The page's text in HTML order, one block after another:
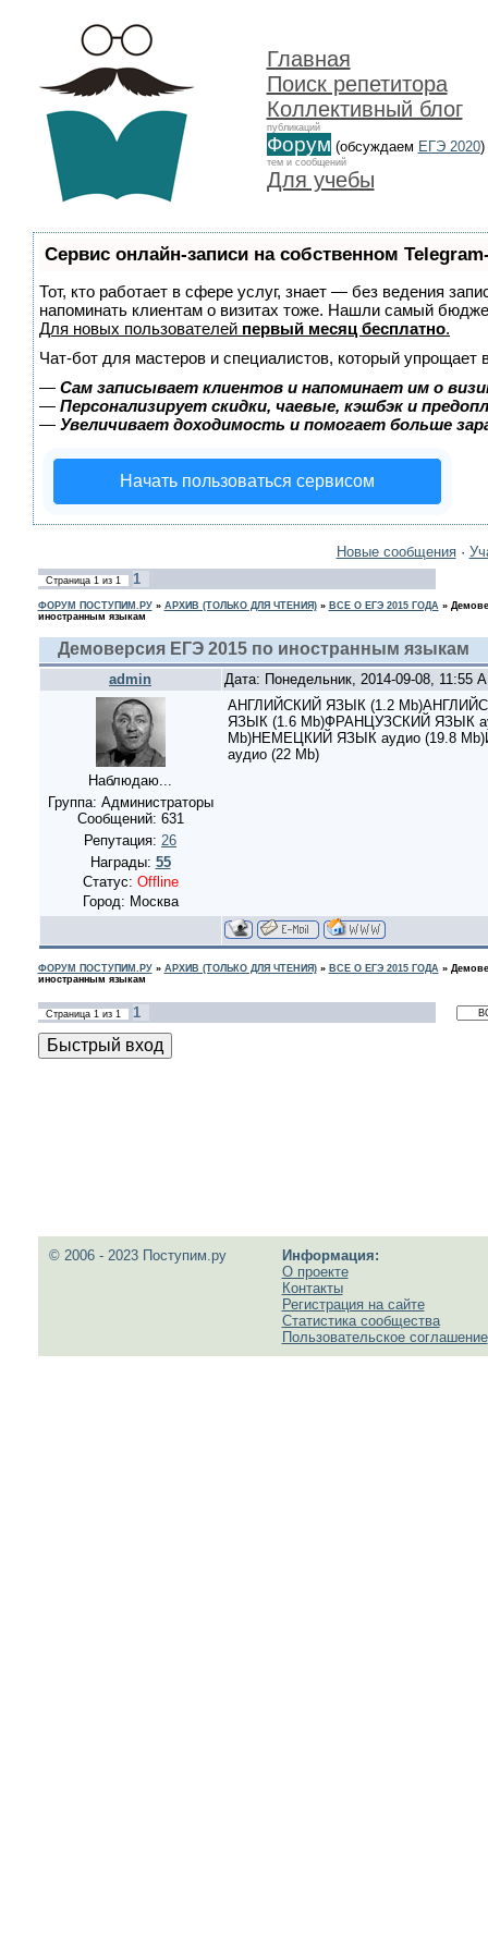
Главная
Поиск репетитора
Коллективный блог
публикаций
Форум (обсуждаем ЕГЭ 2020)
тем и сообщений
Для учебы
Сервис онлайн-записи на собственном
Тот, кто работает в сфере услуг, знает — без ведения
напоминать клиентам о визитах тоже. Нашли самый
Для новых пользователей первый месяц бесплатно.
Чат-бот для мастеров и специалистов, который упрощает
— Сам записывает клиентов и напоминает им о
— Персонализирует скидки, чаевые, кэшбэк и
— Увеличивает доходимость и помогает больше
Начать пользоваться сервисом
Новые сообщения·
Страница 1из 1 1
ФОРУМ ПОСТУПИМ.РУ» АРХИВ (ТОЛЬКО ДЛЯ ЧТЕНИЯ)» ВСЕ О ЕГЭ 2015 ГОДА »
иностранным языкам
Демоверсия ЕГЭ 2015 по иностранным языкам
admin Дата: Понедельник, 2014-09-08, 11:55
Наблюдаю...
Группа: Администраторы
Сообщений: 631
Репутация: 26
Награды: 55
Статус: Offline
Город: Москва
АНГЛИЙСКИЙ ЯЗЫК (1.2
ЯЗЫК (1.6 Mb)ФРАНЦУЗСКИЙ ЯЗЫК
Mb)НЕМЕЦКИЙ ЯЗЫК аудио (19.8
аудио (22 Mb)
ФОРУМ ПОСТУПИМ.РУ» АРХИВ (ТОЛЬКО ДЛЯ ЧТЕНИЯ)» ВСЕ О ЕГЭ 2015 ГОДА »
иностранным языкам
Страница 1из 1 1
© 2006 - 2023 Поступим.ру
Информация:
О проекте
Контакты
Регистрация на сайте
Статистика сообщества
Пользовательское соглашение